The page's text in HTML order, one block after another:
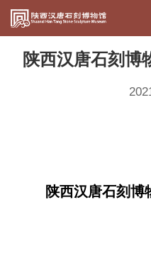
陕西汉唐石刻博
陕西汉唐石刻博